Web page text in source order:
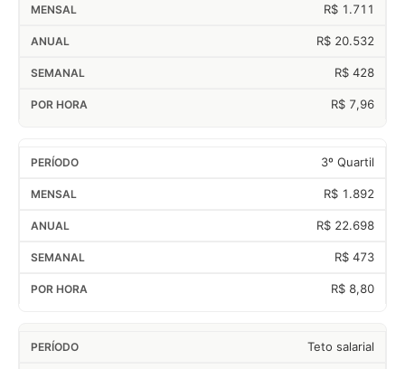
R$ 1.711
R$ 20.532
R$ 428
R$ 7,96
3º Quartil
R$ 1.892
R$ 22.698
R$ 473
R$ 8,80
Teto salarial